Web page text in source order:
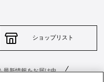
ショップリスト
最新情報をお届け中